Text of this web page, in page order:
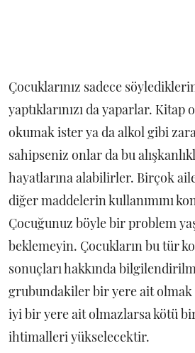
Çocuklarınız sadece
yaptıklarınızı da yaparlar. Kitap
okumak ister ya da alkol gibi
sahipseniz onlar da bu
hayatlarına alabilirler. Birçok
diğer maddelerin kullanımını
Çocuğunuz böyle bir problem
beklemeyin. Çocukların bu tür
sonuçları hakkında
grubundakiler bir yere ait
iyi bir yere ait olmazlarsa kötü
ihtimalleri yükselecektir.